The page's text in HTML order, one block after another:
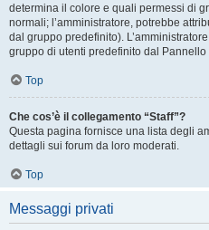
determina il colore e quali permessi di
normali; l’amministratore, potrebbe
dal gruppo predefinito).
gruppo di utenti predefinito dal
Top
Che cos’è il collegamento “Staff”?
Questa pagina fornisce una lista degli
dettagli sui forum da loro moderati.
Top
Messaggi privati